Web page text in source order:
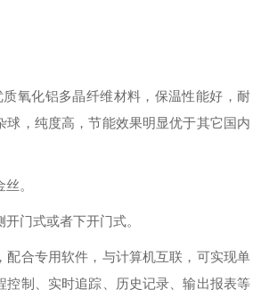
氧化铝多晶纤维材料，保温性能好，耐
球，纯度高，节能效果明显优于其它国内
。
门式或者下开门式。
配合专用软件，与计算机互联，可实现单
控制、实时追踪、历史记录、输出报表等